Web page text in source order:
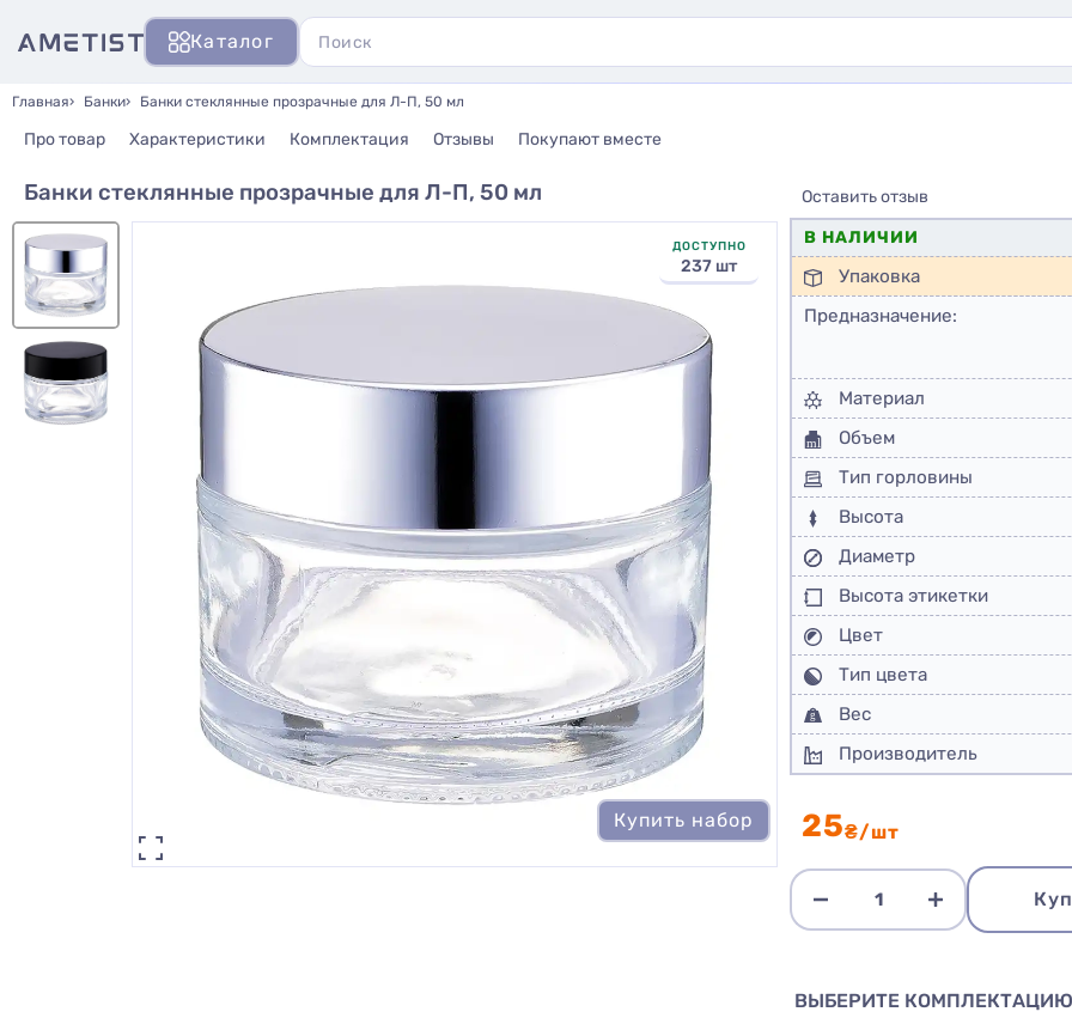
Каталог
Главная Банки Банки стеклянные прозрачные для Л-П, 50 мл
Про товар Характеристики Комплектация Отзывы Покупают вместе
Банки стеклянные прозрачные для Л-П, 50 мл
Купить набор
ДОСТУПНО
237 шт
25₴/шт
Оставить отзыв
В НАЛИЧИИ
Упаковка
Предназначение:
Материал
Объем
Тип горловины
Высота
Диаметр
Высота этикетки
Цвет
Тип цвета
Вес
Производитель
ВЫБЕРИТЕ КОМПЛЕКТАЦИЮ